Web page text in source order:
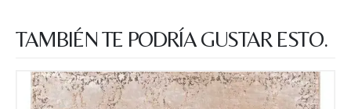
TAMBIÉN TE PODRÍA GUSTAR ESTO.
Nombre y Referencia del producto*